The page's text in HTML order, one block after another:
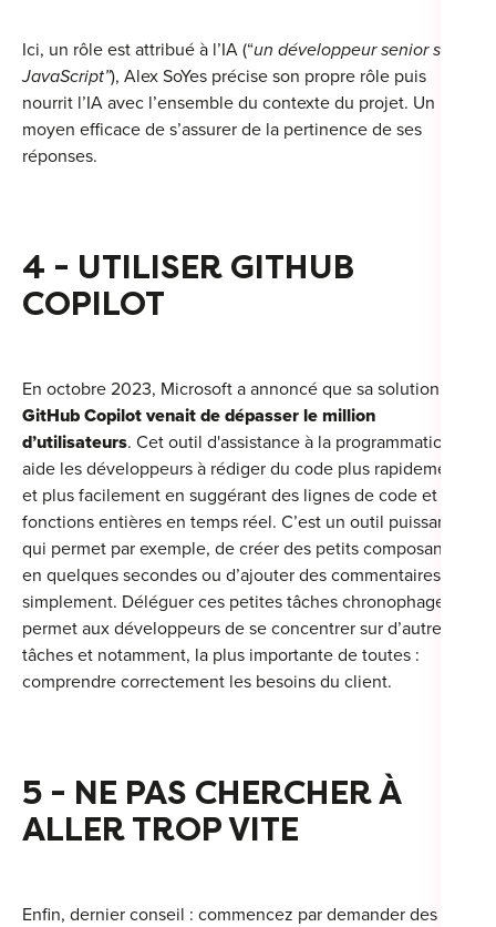
Ici, un rôle est attribué à l’IA (“un développeur senior sur
JavaScript”), Alex SoYes précise son propre rôle puis
nourrit l’IA avec l’ensemble du contexte du projet. Un
moyen efficace de s’assurer de la pertinence de ses
réponses.
4 - UTILISER GITHUB
COPILOT
En octobre 2023, Microsoft a annoncé que sa solution
GitHub Copilot venait de dépasser le million
d’utilisateurs. Cet outil d'assistance à la programmation
aide les développeurs à rédiger du code plus rapidement
et plus facilement en suggérant des lignes de code et des
fonctions entières en temps réel. C’est un outil puissant
qui permet par exemple, de créer des petits composants
en quelques secondes ou d’ajouter des commentaires très
simplement. Déléguer ces petites tâches chronophages
permet aux développeurs de se concentrer sur d’autres
tâches et notamment, la plus importante de toutes :
comprendre correctement les besoins du client.
5 - NE PAS CHERCHER À
ALLER TROP VITE
Enfin, dernier conseil : commencez par demander des